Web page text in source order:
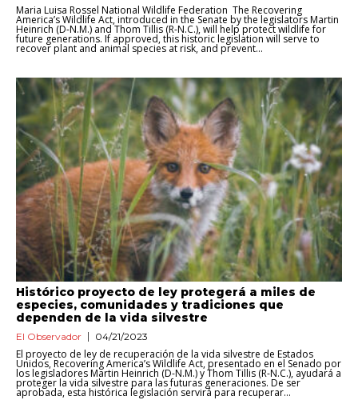
Maria Luisa Rossel National Wildlife Federation The Recovering
America’s Wildlife Act, introduced in the Senate by the legislators Martin
Heinrich (D-N.M.) and Thom Tillis (R-N.C.), will help protect wildlife for
future generations. If approved, this historic legislation will serve to
recover plant and animal species at risk, and prevent...
Histórico proyecto de ley protegerá a miles de
especies, comunidades y tradiciones que
dependen de la vida silvestre
El Observador 04/21/2023
El proyecto de ley de recuperación de la vida silvestre de Estados
Unidos, Recovering America’s Wildlife Act, presentado en el Senado por
los legisladores Martin Heinrich (D-N.M.) y Thom Tillis (R-N.C.), ayudará a
proteger la vida silvestre para las futuras generaciones. De ser
aprobada, esta histórica legislación servirá para recuperar...